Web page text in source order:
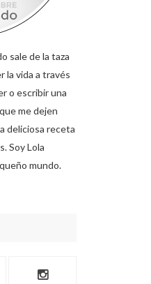
sale de la taza
la vida a través
o escribir una
me dejen
deliciosa receta
Soy Lola
mundo.